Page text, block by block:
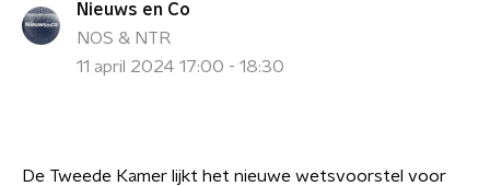
Nieuws en Co
NOS & NTR
11 april 2024 17:00 - 18:30
De Tweede Kamer lijkt het nieuwe wetsvoorstel voor